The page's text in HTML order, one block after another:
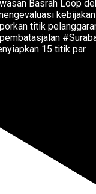
15 titik par